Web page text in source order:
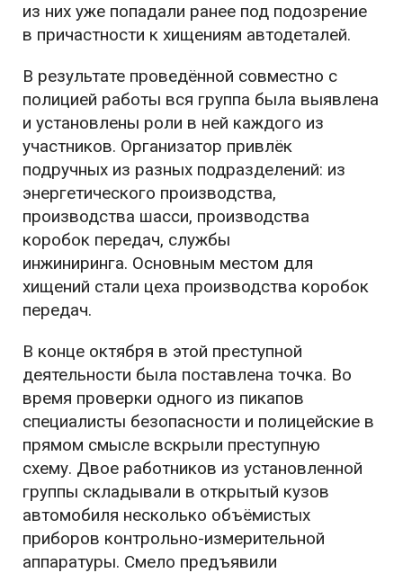
из них уже попадали ранее под подозрение
в причастности к хищениям автодеталей.
В результате проведённой совместно с
полицией работы вся группа была выявлена
и установлены роли в ней каждого из
участников. Организатор привлёк
подручных из разных подразделений: из
энергетического производства,
производства шасси, производства
коробок передач, службы
инжиниринга. Основным местом для
хищений стали цеха производства коробок
передач.
В конце октября в этой преступной
деятельности была поставлена точка. Во
время проверки одного из пикапов
специалисты безопасности и полицейские в
прямом смысле вскрыли преступную
схему. Двое работников из установленной
группы складывали в открытый кузов
автомобиля несколько объёмистых
приборов контрольно-измерительной
аппаратуры. Смело предъявили